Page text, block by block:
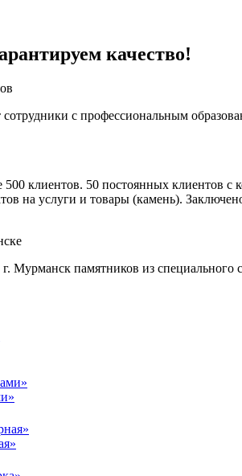
качество!
с профессиональным
500 клиентов. 50 постоянных
на услуги и товары (камень).
Мурманск памятников из